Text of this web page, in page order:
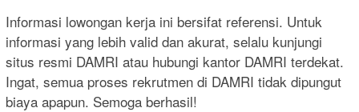
Informasi lowongan kerja ini bersifat referensi. Untuk
informasi yang lebih valid dan akurat, selalu kunjungi
situs resmi DAMRI atau hubungi kantor DAMRI terdekat.
Ingat, semua proses rekrutmen di DAMRI tidak dipungut
biaya apapun. Semoga berhasil!